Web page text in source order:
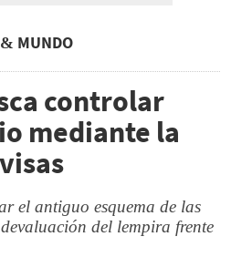
MUNDO
controlar
mediante la
el antiguo esquema de las
del lempira frente